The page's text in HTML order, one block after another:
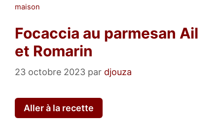
maison
Focaccia au parmesan Ail
et Romarin
23 octobre 2023 par djouza
Aller à la recette